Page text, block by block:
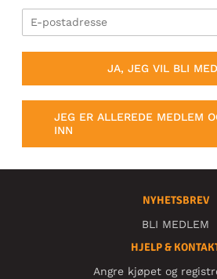
JA, JEG VIL BLI
JEG ER ALLEREDE MEDLEM
INN
NYHETSBREV
BLI MEDLEM
HJELP &
Angre kjøpet og